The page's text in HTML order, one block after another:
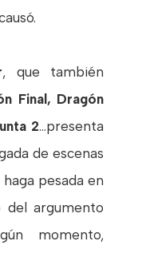
, que también
Final, Dragón
2…presenta
de escenas
pesada en
argumento
momento,